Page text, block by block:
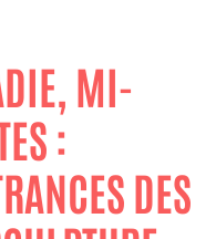
MI-
:
DES